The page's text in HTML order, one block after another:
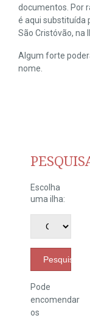
documentos. Por
é aqui substituída
São Cristóvão, na
Algum forte
nome.
Escolha
uma ilha:
Pesquisar
Pode
encomendar
os